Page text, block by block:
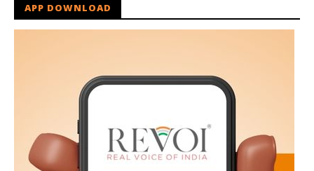
APP DOWNLOAD